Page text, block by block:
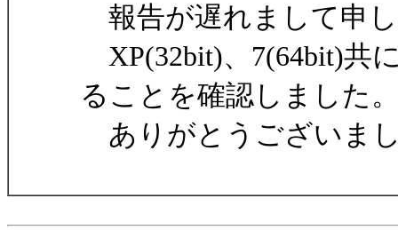
報告が遅れまして申
XP(32bit)、7(64bit)共
ることを確認しました
ありがとうございま